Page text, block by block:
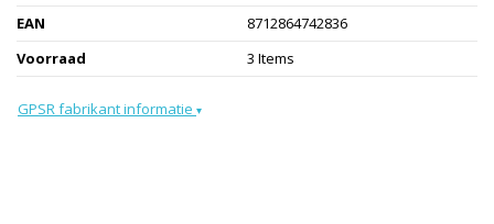
EAN
8712864742836
Voorraad
3 Items
GPSR fabrikant informatie ▾